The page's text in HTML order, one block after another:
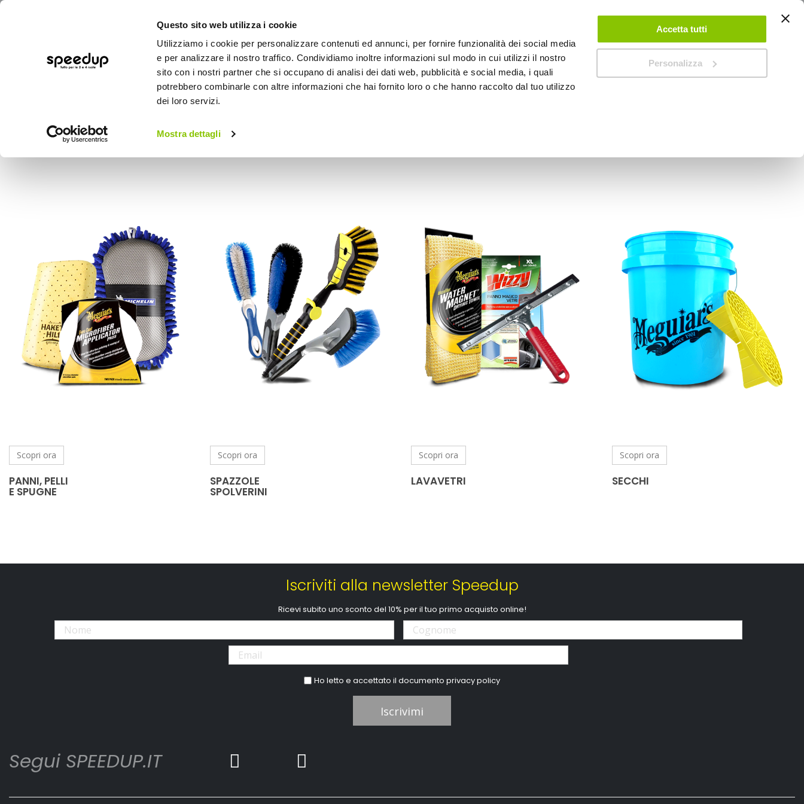
Questo sito web utilizza i cookie
Utilizziamo i cookie per personalizzare contenuti ed annunci, per fornire funzionalità dei social media
e per analizzare il nostro traffico. Condividiamo inoltre informazioni sul modo in cui utilizzi il nostro
sito con i nostri partner che si occupano di analisi dei dati web, pubblicità e social media, i quali
potrebbero combinarle con altre informazioni che hai fornito loro o che hanno raccolto dal tuo utilizzo
dei loro servizi.
Mostra dettagli
Accetta tutti
Personalizza
ACCEDI CREA UN ACCOUNT CONTATTACI
BICI OUTDOOR
Panni, pelli e spugne
Scopri ora
PANNI, PELLI
E SPUGNE
Scopri ora
SPAZZOLE
SPOLVERINI
Scopri ora
LAVAVETRI
Scopri ora
SECCHI
Iscriviti alla newsletter Speedup
Ricevi subito uno sconto del 10% per il tuo primo acquisto online!
Ho letto e accettato il documentoprivacy policy
Iscrivimi
Segui SPEEDUP.IT